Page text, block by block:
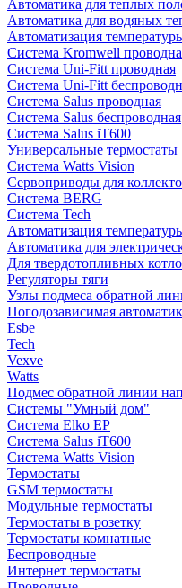
Автоматика для теплых
Автоматика для водяных
Автоматизация
Система Kromwell
Система Uni-Fitt проводная
Система Uni-Fitt
Система Salus проводная
Система Salus беспроводная
Система Salus iT600
Универсальные термостаты
Система Watts Vision
Сервоприводы для
Система BERG
Система Tech
Автоматизация
Автоматика для
Для твердотопливных
Регуляторы тяги
Узлы подмеса обратной
Погодозависимая
Esbe
Tech
Vexve
Watts
Подмес обратной линии
Системы "Умный дом"
Система Elko EP
Система Salus iT600
Система Watts Vision
Термостаты
GSM термостаты
Модульные термостаты
Термостаты в розетку
Термостаты комнатные
Беспроводные
Интернет термостаты